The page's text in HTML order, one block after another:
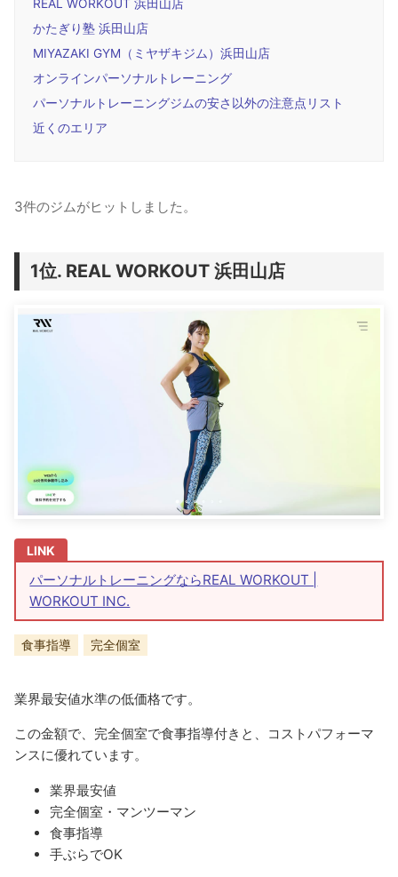
REAL WORKOUT 浜田山店
かたぎり塾 浜田山店
MIYAZAKI GYM（ミヤザキジム）浜田山店
オンラインパーソナルトレーニング
パーソナルトレーニングジムの安さ以外の注意点リスト
近くのエリア
3件のジムがヒットしました。
REAL WORKOUT 浜田山店
パーソナルトレーニングならREAL WORKOUT |
WORKOUT INC.
食事指導 完全個室
業界最安値水準の低価格です。
この金額で、完全個室で食事指導付きと、コストパフォーマ
ンスに優れています。
業界最安値
完全個室・マンツーマン
食事指導
手ぶらでOK